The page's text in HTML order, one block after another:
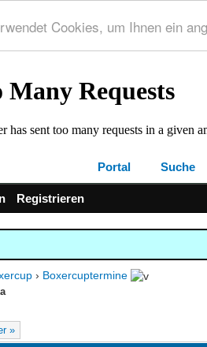
Cookies, um Ihnen ein
Portal Suche
Registrieren
› Boxercuptermine
»